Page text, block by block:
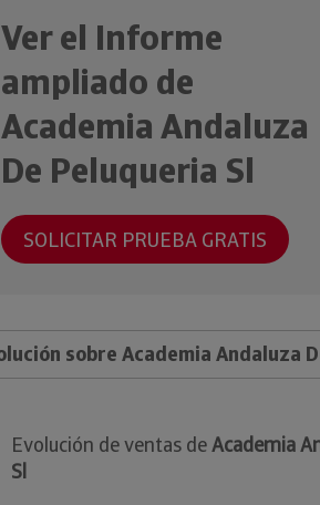
Ver el Informe
ampliado de
Academia Andaluza
De Peluqueria Sl
SOLICITAR PRUEBA GRATIS
sobre Academia Andaluza
Evolución de ventas deAcademia
Sl